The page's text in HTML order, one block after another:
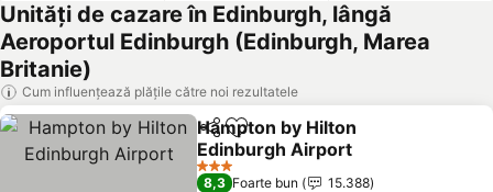
Unități de cazare în Edinburgh, lângă
Aeroportul Edinburgh (Edinburgh, Marea
Britanie)
Cum influențează plățile către noi rezultatele
DistribuițiAdăugaţi la favorite
Hampton by Hilton
Edinburgh Airport
3 Stele
8,3 Foarte bun
15.388